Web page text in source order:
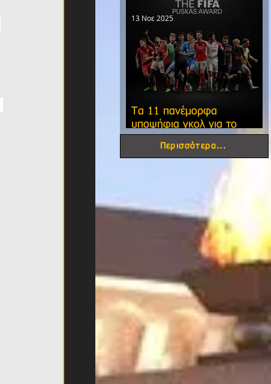
Τα 11 πανέμορφα
υποψήφια γκολ για το
φετινό FIFA Puskas Award!
13 Νοε 2025
Περισσότερα...